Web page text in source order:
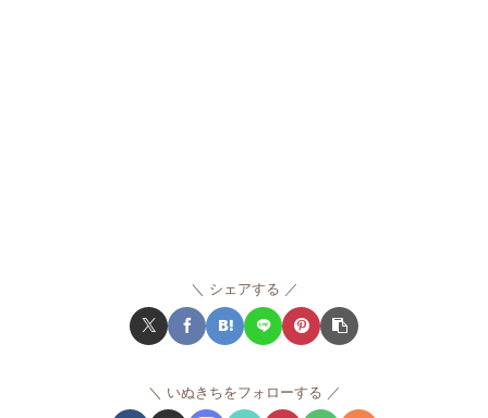
シェアする
いぬきちをフォローする